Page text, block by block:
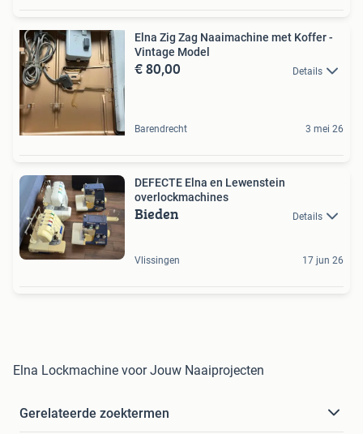
Elna Zig Zag Naaimachine met Koffer -
Vintage Model
€ 80,00 Details
Barendrecht 3 mei 26
DEFECTE Elna en Lewenstein
overlockmachines
Bieden Details
Vlissingen 17 jun 26
Elna Lockmachine voor Jouw Naaiprojecten
Gerelateerde zoektermen